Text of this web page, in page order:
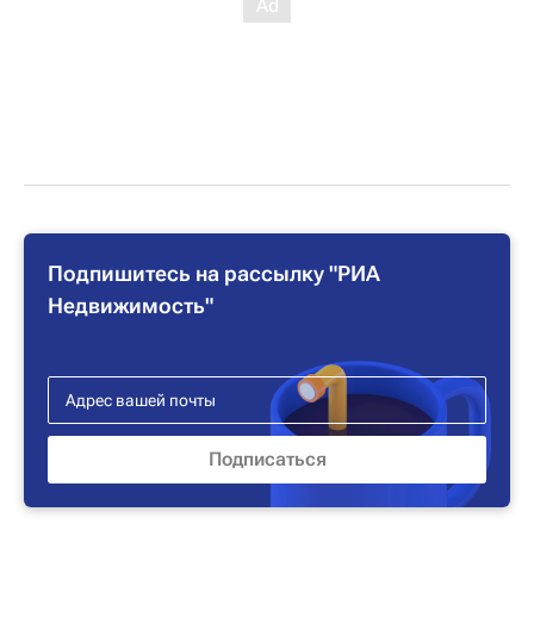
Подпишитесь на рассылку "РИА
Недвижимость"